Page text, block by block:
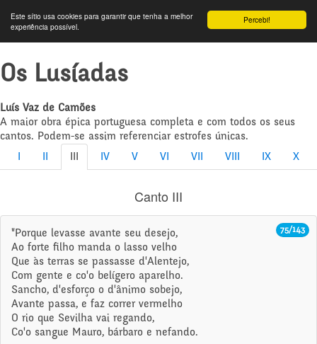
Percebi!
Este sítio usa cookies para garantir que tenha a melhor
experiência possível.
Os Lusíadas
Luís Vaz de Camões
A maior obra épica portuguesa completa e com todos os seus
cantos. Podem-se assim referenciar estrofes únicas.
IV V VI VII VIII IX X
Canto III
75/143
"Porque levasse avante seu desejo,
Ao forte filho manda o lasso velho
Que às terras se passasse d'Alentejo,
Com gente e co'o belígero aparelho.
Sancho, d'esforço o d'ânimo sobejo,
Avante passa, e faz correr vermelho
O rio que Sevilha vai regando,
Co'o sangue Mauro, bárbaro e nefando.